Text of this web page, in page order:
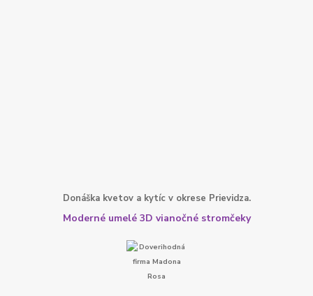
Donáška kvetov a kytíc v okrese Prievidza.
Moderné umelé 3D vianočné stromčeky